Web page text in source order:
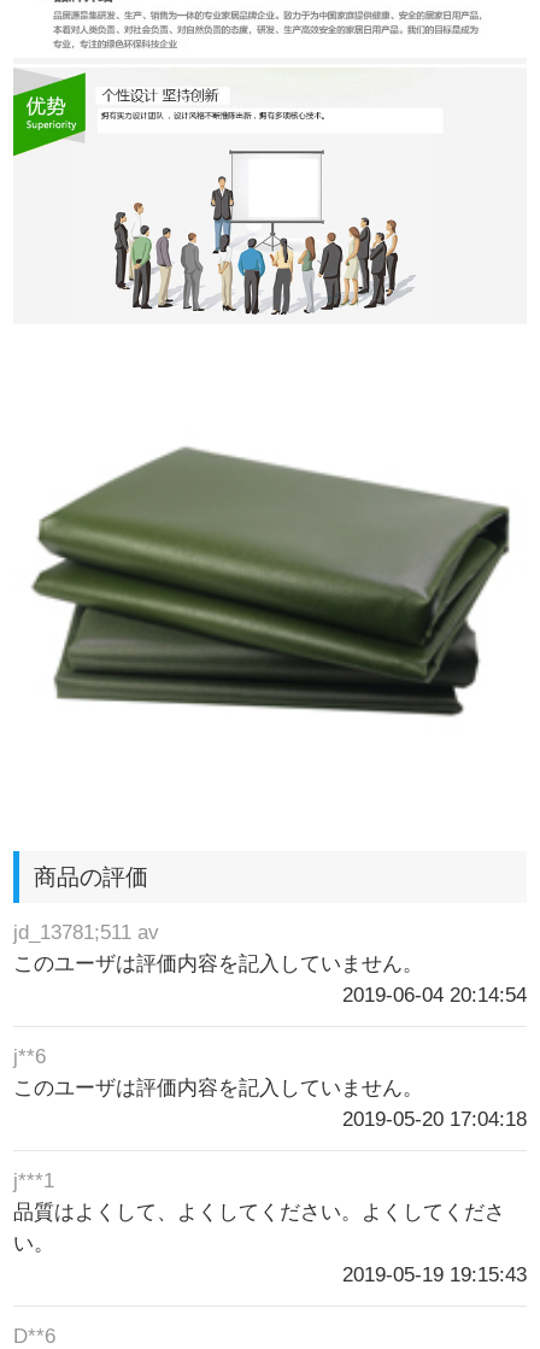
商品の評価
jd_13781;511 av
このユーザは評価内容を記入していません。
2019-06-04 20:14:54
j**6
このユーザは評価内容を記入していません。
2019-05-20 17:04:18
j***1
品質はよくして、よくしてください。よくしてくださ
い。
2019-05-19 19:15:43
D**6